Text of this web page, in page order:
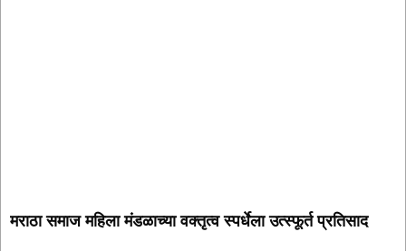
मराठा समाज महिला मंडळाच्या वक्तृत्व स्पर्धेला उत्स्फूर्त प्रतिसाद